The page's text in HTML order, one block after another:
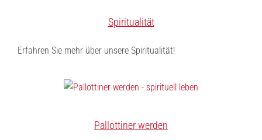
Spiritualität
Erfahren Sie mehr über unsere Spiritualität!
Pallottiner werden